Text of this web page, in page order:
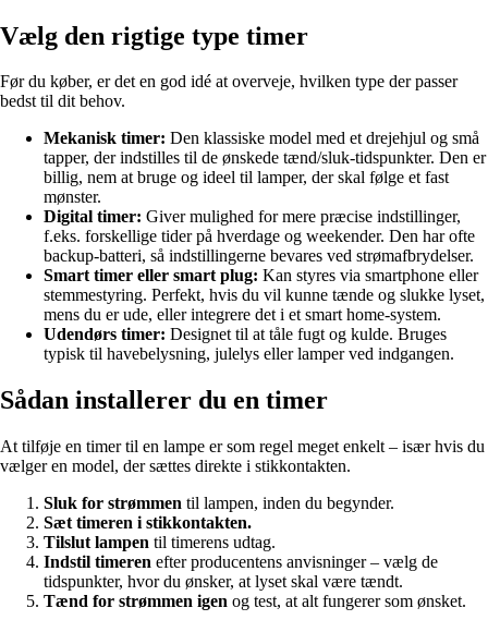
Vælg den rigtige type timer
Før du køber, er det en god idé at overveje, hvilken type der passer
bedst til dit behov.
Mekanisk timer: Den klassiske model med et drejehjul og små
tapper, der indstilles til de ønskede tænd/sluk-tidspunkter. Den er
billig, nem at bruge og ideel til lamper, der skal følge et fast
mønster.
Digital timer: Giver mulighed for mere præcise indstillinger,
f.eks. forskellige tider på hverdage og weekender. Den har ofte
backup-batteri, så indstillingerne bevares ved strømafbrydelser.
Smart timer eller smart plug: Kan styres via smartphone eller
stemmestyring. Perfekt, hvis du vil kunne tænde og slukke lyset,
mens du er ude, eller integrere det i et smart home-system.
Udendørs timer: Designet til at tåle fugt og kulde. Bruges
typisk til havebelysning, julelys eller lamper ved indgangen.
Sådan installerer du en timer
At tilføje en timer til en lampe er som regel meget enkelt – især hvis du
vælger en model, der sættes direkte i stikkontakten.
Sluk for strømmen til lampen, inden du begynder.
Sæt timeren i stikkontakten.
Tilslut lampen til timerens udtag.
Indstil timeren efter producentens anvisninger – vælg de
tidspunkter, hvor du ønsker, at lyset skal være tændt.
Tænd for strømmen igen og test, at alt fungerer som ønsket.